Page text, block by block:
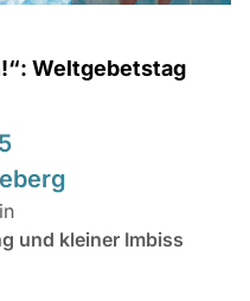
Weltgebetstag
und kleiner Imbiss